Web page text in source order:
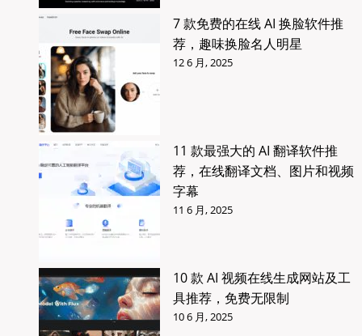
7 款免费的在线 AI 换脸软件推
荐，趣味换脸名人明星
12 6 月, 2025
11 款最强大的 AI 翻译软件推
荐，在线翻译文档、图片和视频
字幕
11 6 月, 2025
10 款 AI 视频在线生成网站及工
具推荐，免费无限制
10 6 月, 2025